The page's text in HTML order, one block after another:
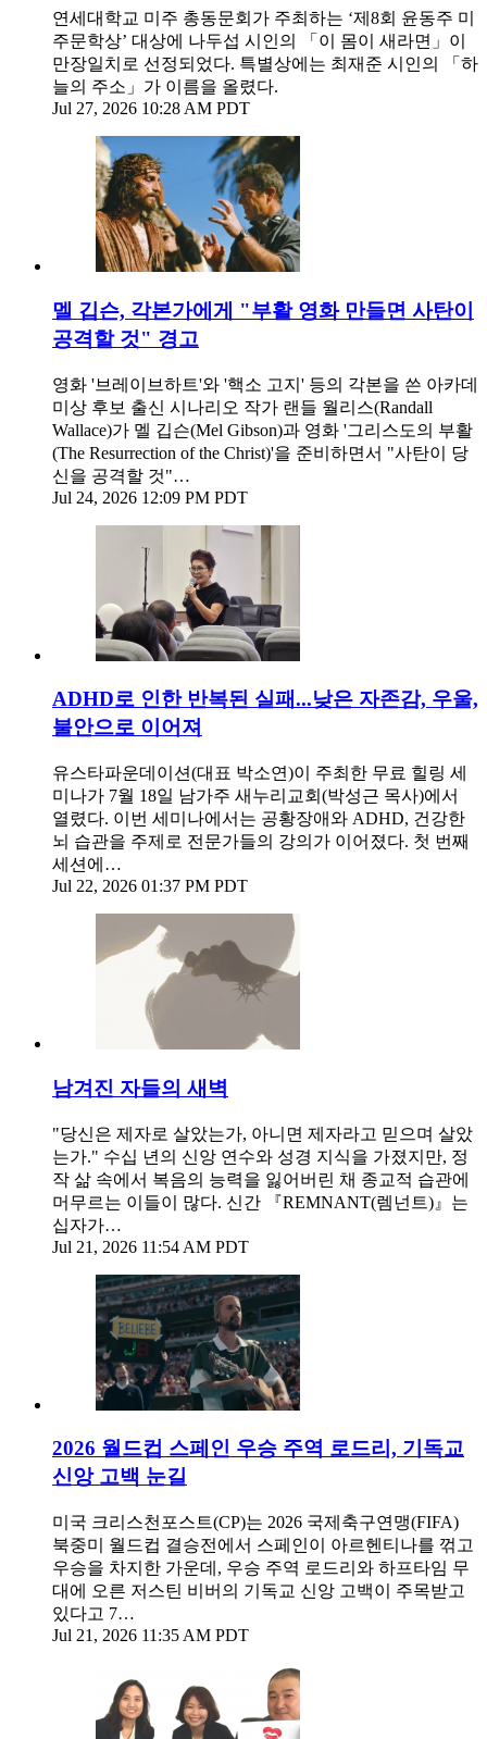
연세대학교 미주 총동문회가 주최하는 ‘제8회 윤동주 미
주문학상’ 대상에 나두섭 시인의 「이 몸이 새라면」이
만장일치로 선정되었다. 특별상에는 최재준 시인의 「하
늘의 주소」가 이름을 올렸다.
Jul 27, 2026 10:28 AM PDT
멜 깁슨, 각본가에게 "부활 영화 만들면 사탄이
공격할 것" 경고
영화 '브레이브하트'와 '핵소 고지' 등의 각본을 쓴 아카데
미상 후보 출신 시나리오 작가 랜들 월리스(Randall
Wallace)가 멜 깁슨(Mel Gibson)과 영화 '그리스도의 부활
(The Resurrection of the Christ)'을 준비하면서 "사탄이 당
신을 공격할 것"…
Jul 24, 2026 12:09 PM PDT
ADHD로 인한 반복된 실패...낮은 자존감, 우울,
불안으로 이어져
유스타파운데이션(대표 박소연)이 주최한 무료 힐링 세
미나가 7월 18일 남가주 새누리교회(박성근 목사)에서
열렸다. 이번 세미나에서는 공황장애와 ADHD, 건강한
뇌 습관을 주제로 전문가들의 강의가 이어졌다. 첫 번째
세션에…
Jul 22, 2026 01:37 PM PDT
남겨진 자들의 새벽
"당신은 제자로 살았는가, 아니면 제자라고 믿으며 살았
는가." 수십 년의 신앙 연수와 성경 지식을 가졌지만, 정
작 삶 속에서 복음의 능력을 잃어버린 채 종교적 습관에
머무르는 이들이 많다. 신간 『REMNANT(렘넌트)』는
십자가…
Jul 21, 2026 11:54 AM PDT
2026 월드컵 스페인 우승 주역 로드리, 기독교
신앙 고백 눈길
미국 크리스천포스트(CP)는 2026 국제축구연맹(FIFA)
북중미 월드컵 결승전에서 스페인이 아르헨티나를 꺾고
우승을 차지한 가운데, 우승 주역 로드리와 하프타임 무
대에 오른 저스틴 비버의 기독교 신앙 고백이 주목받고
있다고 7…
Jul 21, 2026 11:35 AM PDT